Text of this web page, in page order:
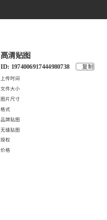
高清贴图
ID: 1974006917444980738 复制
上传时间
文件大小
图片尺寸
格式
品牌贴图
无缝贴图
授权
价格